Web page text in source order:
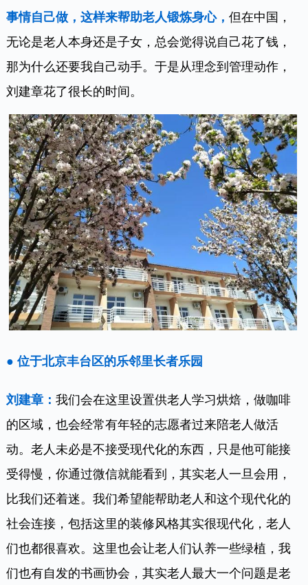
事情自己做，这样来帮助老人锻炼身心，但在中国，
无论是老人本身还是子女，总会觉得说自己花了钱，
那为什么还要我自己动手。于是从理念到管理动作，
刘建章花了很长的时间。
● 位于北京丰台区的乐邻里长者乐园
刘建章：我们会在这里设置供老人学习烘焙，做咖啡
的区域，也会经常有年轻的志愿者过来陪老人做活
动。老人未必是不接受现代化的东西，只是他可能接
受得慢，你通过微信就能看到，其实老人一旦会用，
比我们还着迷。我们希望能帮助老人和这个现代化的
社会连接，包括这里的装修风格其实很现代化，老人
们也都很喜欢。这里也会让老人们认养一些绿植，我
们也有自发的书画协会，其实老人最大一个问题是老